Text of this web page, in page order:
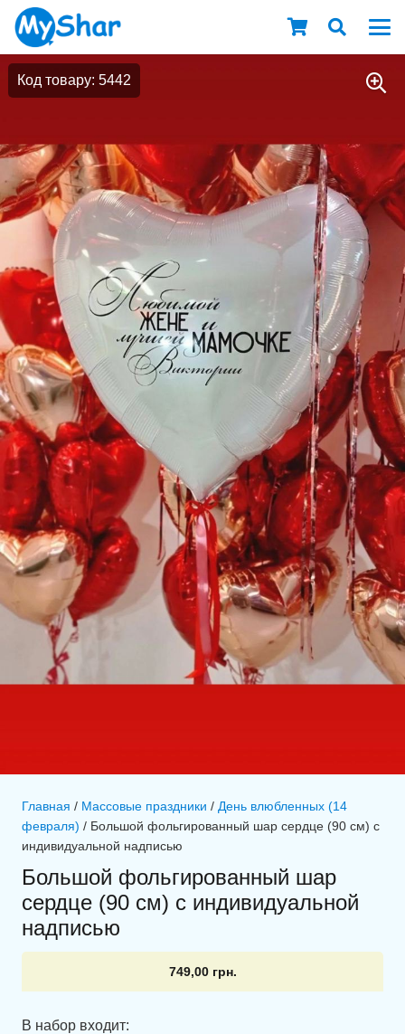
Код товару: 5442
Главная / Массовые праздники / День влюбленных (14
февраля) / Большой фольгированный шар сердце (90 см) с
индивидуальной надписью
Большой фольгированный шар
сердце (90 см) с индивидуальной
надписью
749,00 грн.
В набор входит: